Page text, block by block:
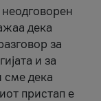
дека
за
и за
сме дека
пристап е